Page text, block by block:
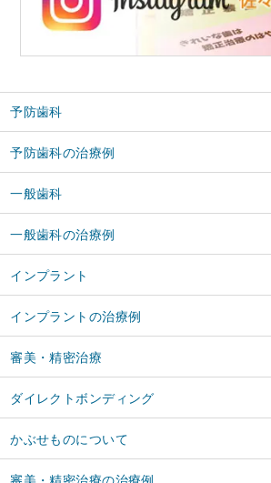
予防歯科
予防歯科の治療例
一般歯科
一般歯科の治療例
インプラント
インプラントの治療例
審美・精密治療
ダイレクトボンディング
かぶせものについて